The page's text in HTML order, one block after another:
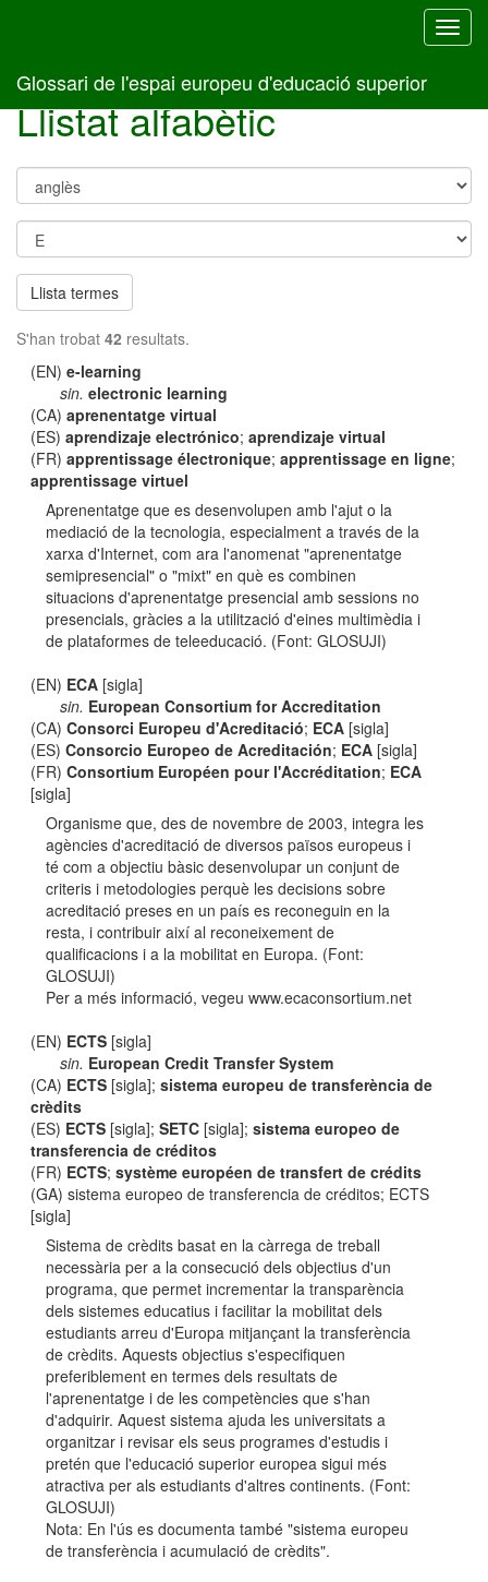
Glossari de l'espai europeu d'educació superior
Llistat alfabètic
Llista termes
S'han trobat 42 resultats.
(EN)e-learning
sin. electronic learning
(CA)aprenentatge virtual
(ES)aprendizaje electrónico;aprendizaje virtual
(FR)apprentissage électronique;apprentissage en ligne;
apprentissage virtuel
Aprenentatge que es desenvolupen amb l'ajut o la
mediació de la tecnologia, especialment a través de la
xarxa d'Internet, com ara l'anomenat "aprenentatge
semipresencial" o "mixt" en què es combinen
situacions d'aprenentatge presencial amb sessions no
presencials, gràcies a la utilització d'eines multimèdia i
de plataformes de teleeducació. (Font: GLOSUJI)
(EN) ECA [sigla]
sin. European Consortium for Accreditation
(CA)Consorci Europeu d'Acreditació; ECA [sigla]
(ES)Consorcio Europeo de Acreditación; ECA [sigla]
(FR)Consortium Européen pour l'Accréditation; ECA
[sigla]
Organisme que, des de novembre de 2003, integra les
agències d'acreditació de diversos països europeus i
té com a objectiu bàsic desenvolupar un conjunt de
criteris i metodologies perquè les decisions sobre
acreditació preses en un país es reconeguin en la
resta, i contribuir així al reconeixement de
qualificacions i a la mobilitat en Europa. (Font:
GLOSUJI)
Per a més informació, vegeu www.ecaconsortium.net
(EN) ECTS [sigla]
sin. European Credit Transfer System
(CA) ECTS [sigla];sistema europeu de transferència de
crèdits
(ES) ECTS [sigla];SETC [sigla];sistema europeo de
transferencia de créditos
(FR) ECTS;système européen de transfert de crédits
(GA) sistema europeo de transferencia de créditos; ECTS
[sigla]
Sistema de crèdits basat en la càrrega de treball
necessària per a la consecució dels objectius d'un
programa, que permet incrementar la transparència
dels sistemes educatius i facilitar la mobilitat dels
estudiants arreu d'Europa mitjançant la transferència
de crèdits. Aquests objectius s'especifiquen
preferiblement en termes dels resultats de
l'aprenentatge i de les competències que s'han
d'adquirir. Aquest sistema ajuda les universitats a
organitzar i revisar els seus programes d'estudis i
pretén que l'educació superior europea sigui més
atractiva per als estudiants d'altres continents. (Font:
GLOSUJI)
Nota: En l'ús es documenta també "sistema europeu
de transferència i acumulació de crèdits".